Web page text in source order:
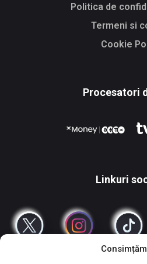
Politica de
Termeni si
Cookie
Procesatori
Linkuri